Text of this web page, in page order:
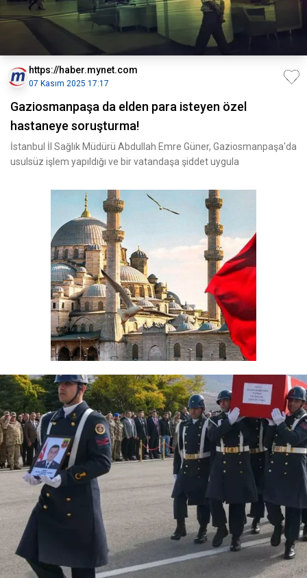
https://haber.mynet.com
07 Kasım 2025 17:17
Gaziosmanpaşa da elden para isteyen özel
hastaneye soruşturma!
İstanbul İl Sağlık Müdürü Abdullah Emre Güner, Gaziosmanpaşa'da
usulsüz işlem yapıldığı ve bir vatandaşa şiddet uygula